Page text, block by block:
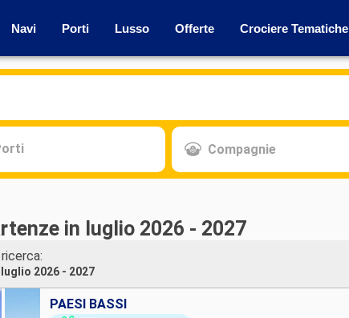
Navi Porti Lusso Offerte Crociere Tematiche
Compagnie
in luglio 2026 - 2027
2026 - 2027
PAESI BASSI